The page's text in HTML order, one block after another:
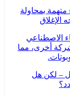
متهمة بمحاولة
الإغلاق
الاصطناعي
أخرى، مما
– لكن هل